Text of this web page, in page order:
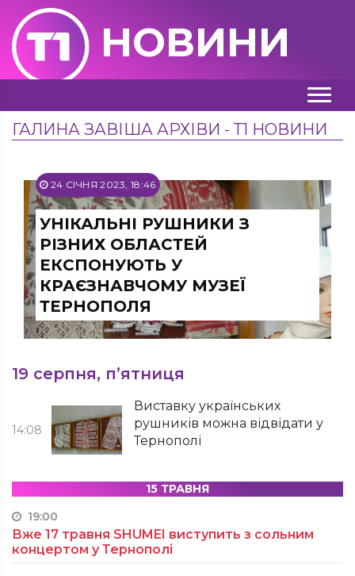
НОВИНИ
ГАЛИНА ЗАВІША АРХІВИ - Т1 НОВИНИ
24 СІЧНЯ 2023, 18:46
УНІКАЛЬНІ РУШНИКИ З
РІЗНИХ ОБЛАСТЕЙ
ЕКСПОНУЮТЬ У
КРАЄЗНАВЧОМУ МУЗЕЇ
ТЕРНОПОЛЯ
19 серпня, п’ятниця
14:08
Виставку українських
рушників можна відвідати у
Тернополі
15 ТРАВНЯ
19:00
Вже 17 травня SHUMEI виступить з сольним
концертом у Тернополі